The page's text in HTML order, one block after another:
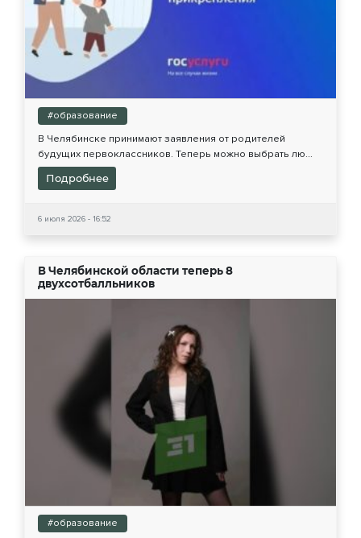
#образование
В Челябинске принимают заявления от родителей
будущих первоклассников. Теперь можно выбрать лю...
Подробнее
6 июля 2026 - 16:52
В Челябинской области теперь 8
двухсотбалльников
#образование